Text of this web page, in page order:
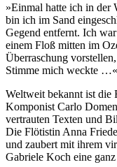
»Einmal hatte ich in der
bin ich im Sand
Gegend entfernt. Ich
einem Floß mitten im
Überraschung
Stimme mich weckte …«
Weltweit bekannt ist die
Komponist Carlo
vertrauten Texten und
Die Flötistin Anna
und zaubert mit ihrem
Gabriele Koch eine